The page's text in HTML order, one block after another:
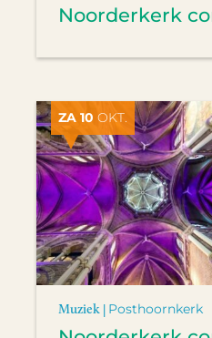
Noorderkerk
ZA 10 OKT.
Muziek | Posthoornkerk